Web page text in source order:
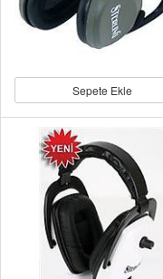
Sepete Ekle